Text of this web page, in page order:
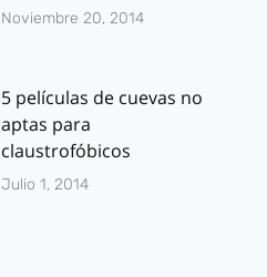
Noviembre 20, 2014
5 películas de cuevas no
aptas para
claustrofóbicos
Julio 1, 2014